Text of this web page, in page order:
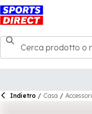
Indietro / Casa / Accessori